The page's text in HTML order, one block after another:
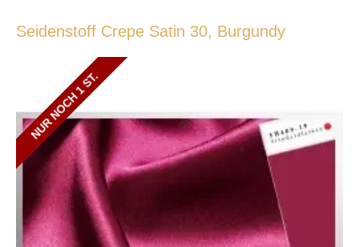
Seidenstoff Crepe Satin 30, Burgundy
NUR NOCH 2 ST.
NUR NOCH 1 ST.